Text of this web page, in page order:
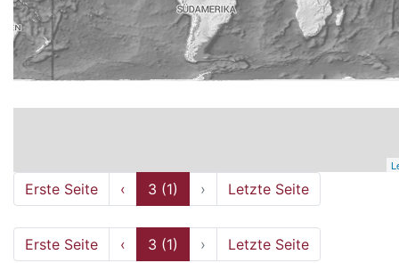
Erste Seite ‹ 3 (1) › Letzte Seite
Erste Seite ‹ 3 (1) › Letzte Seite